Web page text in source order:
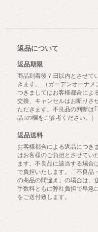
返品について
返品期限
商品到着後７日以内とさせて
きます。 （ガーデンオーナメ
つきましてはお客様都合によ
交換、キャンセルはお断りさ
ただきます。不良品の判断は｢
品｣の欄をご参考ください。）
返品送料
お客様都合による返品につき
はお客様のご負担とさせてい
ます。不良品に該当する場合
で負担いたします。「不良品
の商品の間違え」の場合は、
手数料ともに弊社負担で早急
をご送付致します。